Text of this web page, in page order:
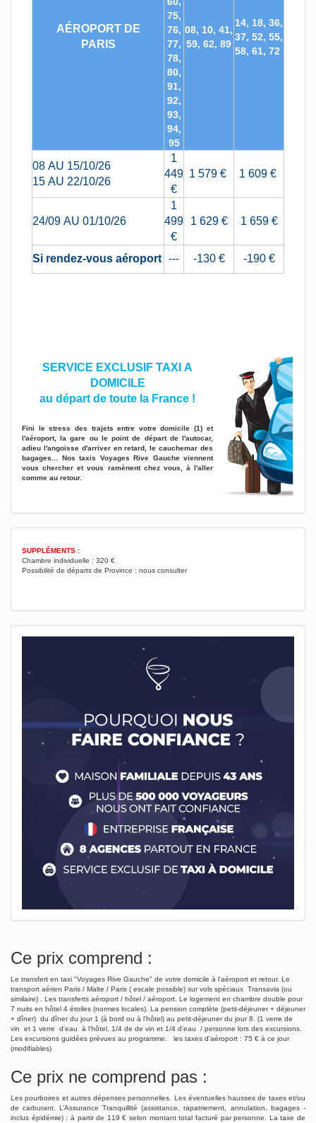
AÉROPORT DE
PARIS
75,
76,
77,
78,
80,
91,
92,
93,
94,
95
08, 10, 41,
59, 62, 89
14, 18, 36,
37, 52, 55,
58, 61, 72
08 AU 15/10/26
15 AU 22/10/26
1
449
€
1 579 € 1 609 €
24/09 AU 01/10/26
1
499
€
1 629 € 1 659 €
Si rendez-vous aéroport --- -130 € -190 €
SERVICE EXCLUSIF TAXI A
DOMICILE
au départ de toute la France !
Fini le stress des trajets entre votre domicile (1) et
l'aéroport, la gare ou le point de départ de l'autocar,
adieu l'angoisse d'arriver en retard, le cauchemar des
bagages... Nos taxis Voyages Rive Gauche viennent
vous chercher et vous ramènent chez vous, à l'aller
comme au retour.
SUPPLÉMENTS :
Chambre individuelle : 320 €
Possibilité de départs de Province : nous consulter
Ce prix comprend :
Le transfert en taxi "Voyages Rive Gauche" de votre domicile à l'aéroport et retour. Le
transport aérien Paris / Malte / Paris ( escale possible) sur vols spéciaux Transavia (ou
similaire) . Les transferts aéroport / hôtel / aéroport. Le logement en chambre double pour
7 nuits en hôtel 4 étoiles (normes locales). La pension complète (petit-déjeuner + déjeuner
+ dîner) du dîner du jour 1 (à bord ou à l'hôtel) au petit-déjeuner du jour 8. (1 verre de
vin et 1 verre d'eau à l'hôtel, 1/4 de de vin et 1/4 d'eau / personne lors des excursions.
Les excursions guidées prévues au programme. les taxes d'aéroport : 75 € à ce jour
(modifiables)
Ce prix ne comprend pas :
Les pourboires et autres dépenses personnelles. Les éventuelles hausses de taxes et/ou
de carburant. L’Assurance Tranquillité (assistance, rapatriement, annulation, bagages -
inclus épidémie) : à partir de 119 € selon montant total facturé par personne. La taxe de